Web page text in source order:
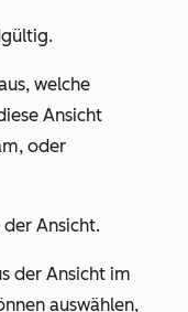
welche
Ansicht
, oder
Ansicht.
der Ansicht im
auswählen,